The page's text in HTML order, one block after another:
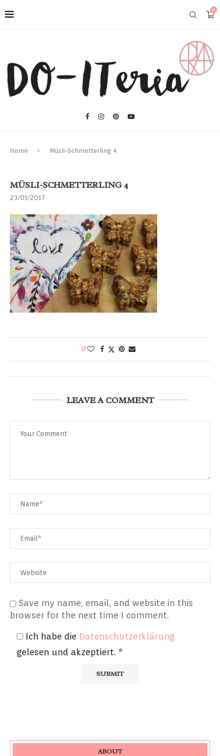
0
Home Müsli-Schmetterling 4
MÜSLI-SCHMETTERLING 4
23/01/2017
0
LEAVE A COMMENT
Save my name, email, and website in this
browser for the next time I comment.
Ich habe die Datenschutzerklärung
gelesen und akzeptiert. *
ABOUT